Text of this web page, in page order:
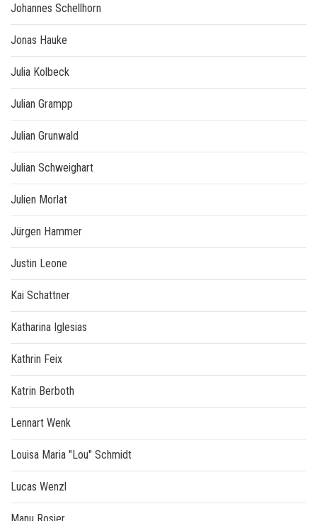
Johannes Schellhorn
Jonas Hauke
Julia Kolbeck
Julian Grampp
Julian Grunwald
Julian Schweighart
Julien Morlat
Jürgen Hammer
Justin Leone
Kai Schattner
Katharina Iglesias
Kathrin Feix
Katrin Berboth
Lennart Wenk
Louisa Maria "Lou" Schmidt
Lucas Wenzl